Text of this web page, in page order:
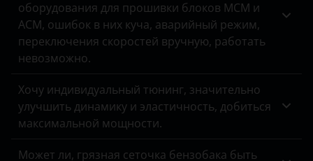
оборудования для прошивки блоков MCM и
ACM, ошибок в них куча, аварийный режим,
переключения скоростей вручную, работать
невозможно.
Хочу индивидуальный тюнинг, значительно
улучшить динамику и эластичность, добиться
максимальной мощности.
Может ли, грязная сеточка бензобака быть